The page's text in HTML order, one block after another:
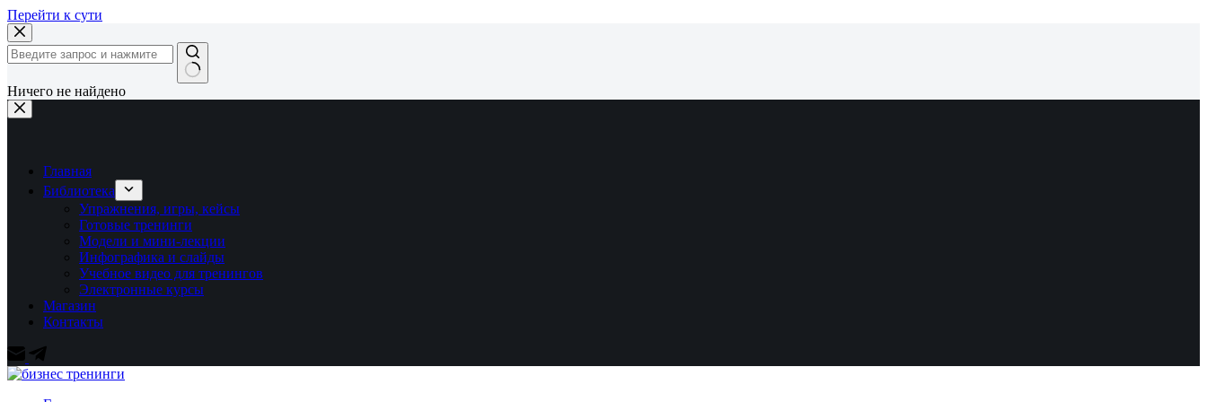
Перейти к сути
Ничего не найдено
Главная
Библиотека
Упражнения, игры, кейсы
Готовые тренинги
Модели и мини-лекции
Инфографика и слайды
Учебное видео для тренингов
Электронные курсы
Магазин
Контакты